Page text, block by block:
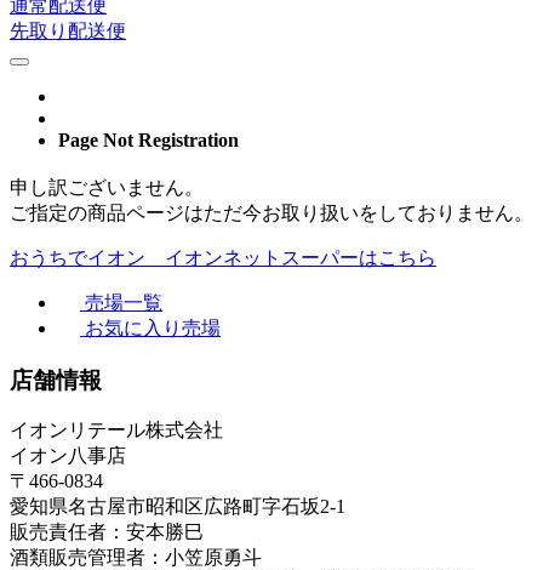
通常配送便
先取り配送便
Page Not Registration
申し訳ございません。
ご指定の商品ページはただ今お取り扱いをしておりません。
おうちでイオン イオンネットスーパーはこちら
売場一覧
お気に入り売場
店舗情報
イオンリテール株式会社
イオン八事店
〒466-0834
愛知県名古屋市昭和区広路町字石坂2-1
販売責任者：安本勝巳
酒類販売管理者：小笠原勇斗